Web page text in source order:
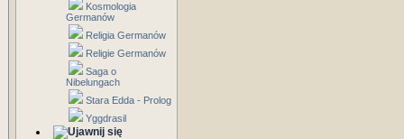
Kosmologia
Germanów
Religia Germanów
Religie Germanów
Saga o
Nibelungach
Stara Edda - Prolog
Yggdrasil